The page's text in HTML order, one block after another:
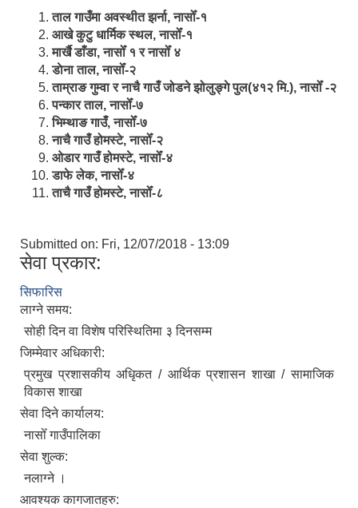
ताल गाउँमा अवस्थीत झर्ना, नासोँ-१
आखे कुटु धार्मिक स्थल, नासोँ-१
मार्खै डाँडा, नासोँ १ र नासोँ ४
डाेना ताल, नासोँ-२
ताम्राङ गुम्वा र नाचै गाउँ जोडने झोलुङ्गे पुल(४१२ मि.), नासोँ -२
पन्कार ताल, नासोँ-७
भिम्थाङ गाउँ, नासोँ-७
नाचै गाउँ होमस्टे, नासोँ-२
ओ‍‍‌डार गाउँ होमस्टे, नासोँ-४
डाफे लेक, नासोँ-४
ताचै गाउँ होमस्टे, नासोँ-८
Submitted on: Fri, 12/07/2018 - 13:09
सेवा प्रकार:
सिफारिस
लाग्ने समय:
सोही दिन वा विशेष परिस्थितिमा ३ दिनसम्म
जिम्मेवार अधिकारी:
प्रमुख प्रशासकीय अधिृकत / आर्थिक प्रशासन शाखा / सामाजिक
विकास शाखा
सेवा दिने कार्यालय:
नासोँ गाउँपालिका
सेवा शुल्क:
नलाग्ने ।
आवश्यक कागजातहरु: